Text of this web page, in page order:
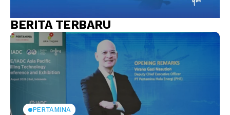
BERITA TERBARU
PERTAMINA